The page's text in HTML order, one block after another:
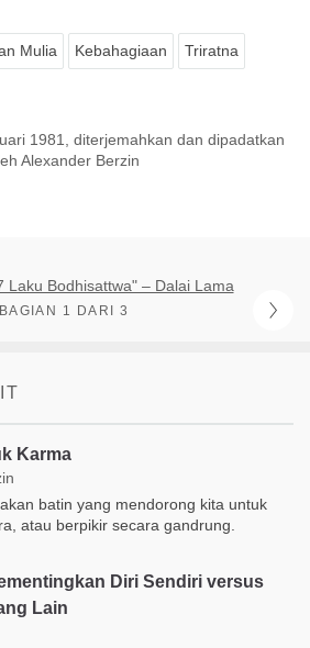
Mulia Kebahagiaan Triratna
1981, diterjemahkan dan dipadatkan
Alexander Berzin
Laku Bodhisattwa" – Dalai Lama
BAGIAN 1 DARI 3
Karma
batin yang mendorong kita untuk
atau berpikir secara gandrung.
Diri Sendiri versus
Lain